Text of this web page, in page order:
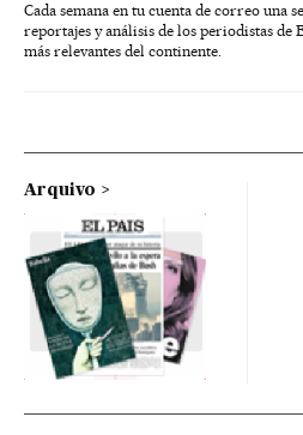
Cada semana en tu cuenta de correo una
reportajes y análisis de los periodistas de
más relevantes del continente.
Arquivo